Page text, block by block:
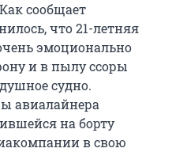
сообщает
что 21-летняя
эмоционально
и в пылу ссоры
судно.
авиалайнера
на борту
в свою